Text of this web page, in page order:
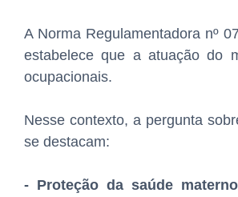
A Norma Regulamentadora nº
estabelece que a atuação do
ocupacionais.
Nesse contexto, a pergunta
se destacam:
- Proteção da saúde